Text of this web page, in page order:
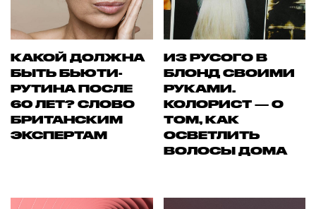
КАКОЙ ДОЛЖНА
БЫТЬ БЬЮТИ-
РУТИНА ПОСЛЕ
60 ЛЕТ? СЛОВО
БРИТАНСКИМ
ЭКСПЕРТАМ
ИЗ РУСОГО В
БЛОНД СВОИМИ
РУКАМИ.
КОЛОРИСТ — О
ТОМ, КАК
ОСВЕТЛИТЬ
ВОЛОСЫ ДОМА